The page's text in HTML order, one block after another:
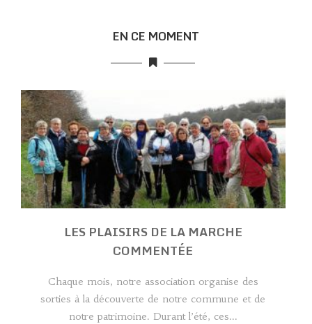
EN CE MOMENT
LES PLAISIRS DE LA MARCHE
COMMENTÉE
Chaque mois, notre association organise des
sorties à la découverte de notre commune et de
notre patrimoine. Durant l’été, ces...